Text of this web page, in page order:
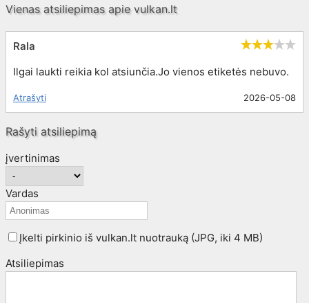
Vienas atsiliepimas apie vulkan.lt
Rala
Ilgai laukti reikia kol atsiunčia.Jo vienos etiketės nebuvo.
Atrašyti 2026-05-08
Rašyti atsiliepimą
įvertinimas
Vardas
Įkelti pirkinio iš vulkan.lt nuotrauką (JPG, iki 4 MB)
Atsiliepimas